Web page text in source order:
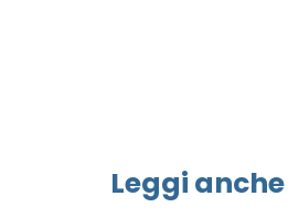
Leggi anche